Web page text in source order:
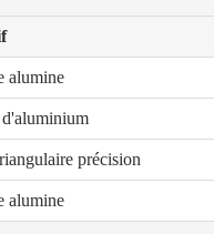
alumine
précision
alumine